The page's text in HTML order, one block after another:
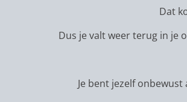
Dat
Dus je valt weer terug in je
Je bent jezelf